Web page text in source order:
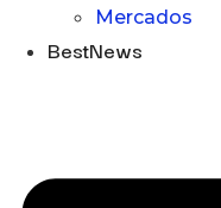
Mercados
BestNews